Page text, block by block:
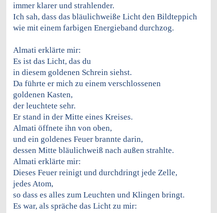
immer klarer und strahlender.
Ich sah, dass das bläulichweiße Licht den Bildteppich
wie mit einem farbigen Energieband durchzog.
Almati erklärte mir:
Es ist das Licht, das du
in diesem goldenen Schrein siehst.
Da führte er mich zu einem verschlossenen
goldenen Kasten,
der leuchtete sehr.
Er stand in der Mitte eines Kreises.
Almati öffnete ihn von oben,
und ein goldenes Feuer brannte darin,
dessen Mitte bläulichweiß nach außen strahlte.
Almati erklärte mir:
Dieses Feuer reinigt und durchdringt jede Zelle,
jedes Atom,
so dass es alles zum Leuchten und Klingen bringt.
Es war, als spräche das Licht zu mir: